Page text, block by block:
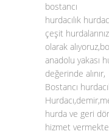
bostancı
hurdacılık
çeşit
olarak
anadolu yakası
değerinde alınır,
Bostancı
hurda ve geri
hizmet